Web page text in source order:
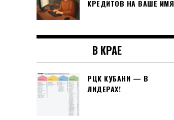
КРЕДИТОВ НА ВАШЕ ИМЯ
В КРАЕ
РЦК КУБАНИ — В
ЛИДЕРАХ!